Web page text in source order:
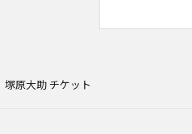
塚原大助 チケット